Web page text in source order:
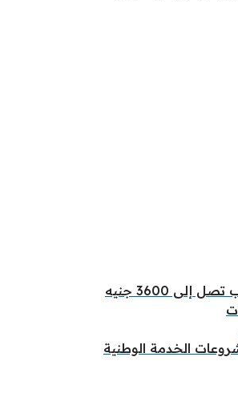
3600 جنيه
الخدمة الوطنية